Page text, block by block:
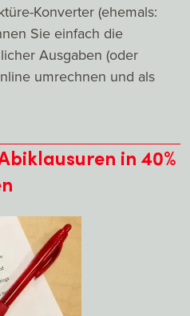
Konverter (ehemals:
Sie einfach die
Ausgaben (oder
umrechnen und als
in 40%